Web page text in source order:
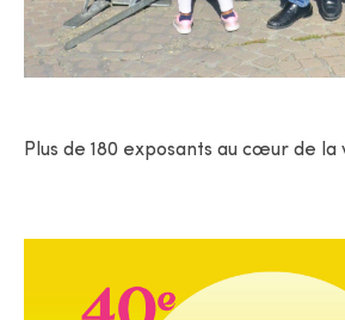
Plus de 180 exposants au cœur de la